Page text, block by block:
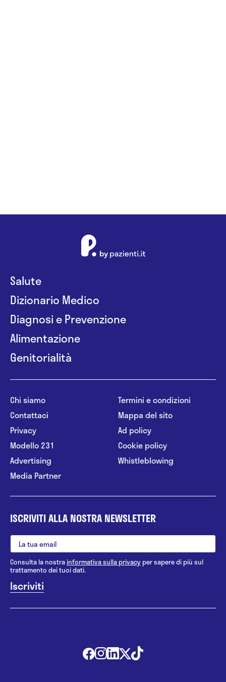
Salute
Dizionario Medico
Diagnosi e Prevenzione
Alimentazione
Genitorialità
Chi siamo
Contattaci
Privacy
Modello 231
Advertising
Media Partner
Termini e condizioni
Mappa del sito
Ad policy
Cookie policy
Whistleblowing
ISCRIVITI ALLA NOSTRA NEWSLETTER
Consulta la nostrainformativa sulla privacy per sapere di più sul
trattamento dei tuoi dati.